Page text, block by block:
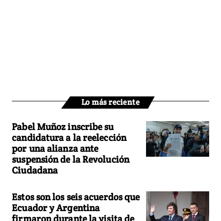
Lo más reciente
Pabel Muñoz inscribe su
candidatura a la reelección
por una alianza ante
suspensión de la Revolución
Ciudadana
Estos son los seis acuerdos que
Ecuador y Argentina
firmaron durante la visita de